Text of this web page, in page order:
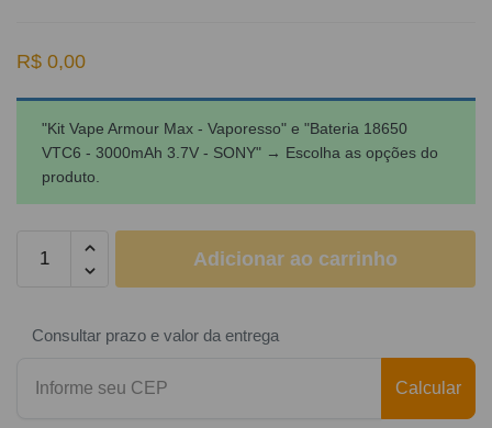
R$ 0,00
"Kit Vape Armour Max - Vaporesso" e "Bateria 18650
VTC6 - 3000mAh 3.7V - SONY"→ Escolha as opções do
produto.
Adicionar ao carrinho
Consultar prazo e valor da entrega
Calcular